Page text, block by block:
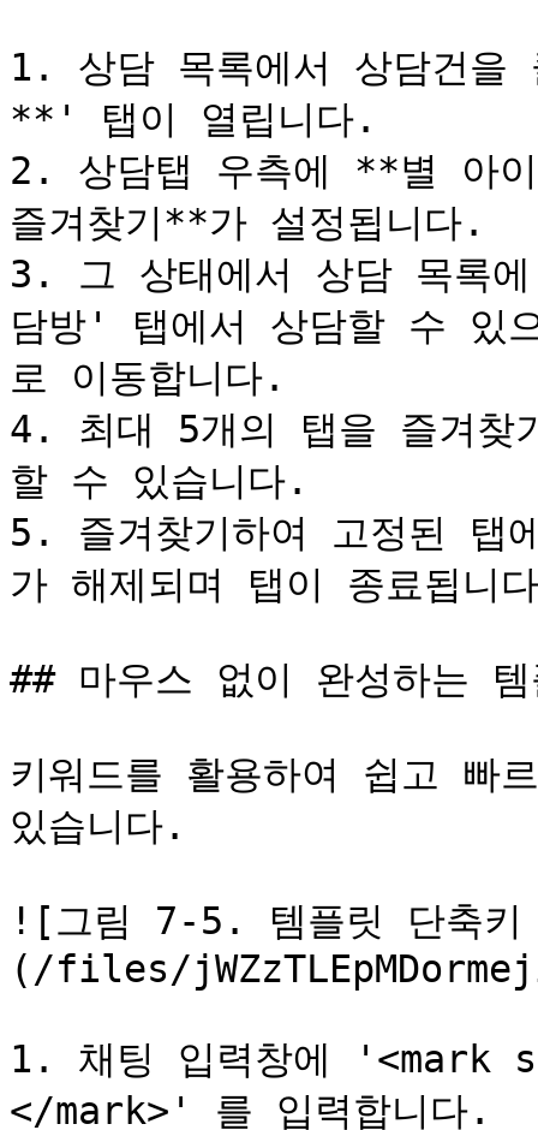
1. 상담 목록에서 상담건을
**' 탭이 열립니다.
2. 상담탭 우측에 **별 아
즐겨찾기**가 설정됩니다.
3. 그 상태에서 상담 목록
담방' 탭에서 상담할 수 있
로 이동합니다.
4. 최대 5개의 탭을 즐겨찾
할 수 있습니다.
5. 즐겨찾기하여 고정된 탭
가 해제되며 탭이 종료됩니
## 마우스 없이 완성하는 템
키워드를 활용하여 쉽고 빠
있습니다.
![그림 7-5. 템플릿 단축키
(/files/
1. 채팅 입력창에
</mark>' 를 입력합니다.